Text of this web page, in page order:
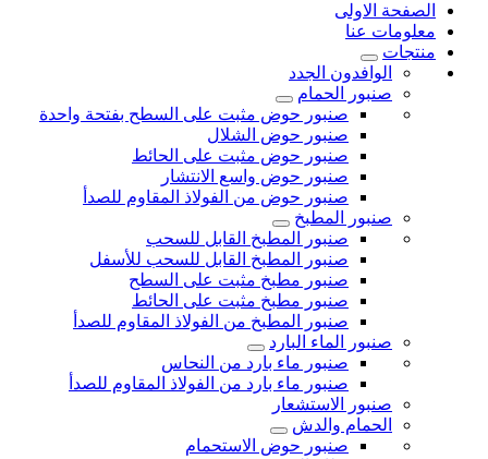
الصفحة الاولى
معلومات عنا
منتجات
الوافدون الجدد
صنبور الحمام
صنبور حوض مثبت على السطح بفتحة واحدة
صنبور حوض الشلال
صنبور حوض مثبت على الحائط
صنبور حوض واسع الانتشار
صنبور حوض من الفولاذ المقاوم للصدأ
صنبور المطبخ
صنبور المطبخ القابل للسحب
صنبور المطبخ القابل للسحب للأسفل
صنبور مطبخ مثبت على السطح
صنبور مطبخ مثبت على الحائط
صنبور المطبخ من الفولاذ المقاوم للصدأ
صنبور الماء البارد
صنبور ماء بارد من النحاس
صنبور ماء بارد من الفولاذ المقاوم للصدأ
صنبور الاستشعار
الحمام والدش
صنبور حوض الاستحمام